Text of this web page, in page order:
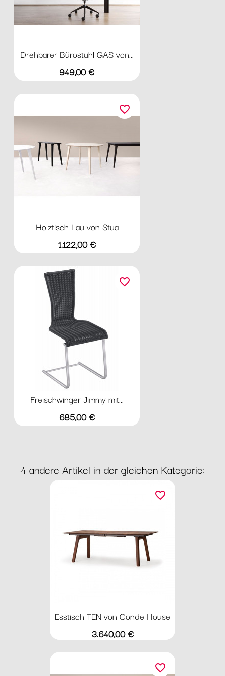
Drehbarer Bürostuhl GAS von...
Preis
949,00 €
Holztisch Lau von Stua
Preis
1.122,00 €
favorite_border
Freischwinger Jimmy mit...
Preis
685,00 €
favorite_border
4 andere Artikel in der gleichen Kategorie:
Esstisch TEN von Conde House
Preis
3.640,00 €
favorite_border
favorite_border